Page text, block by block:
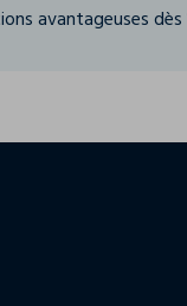
avantageuses